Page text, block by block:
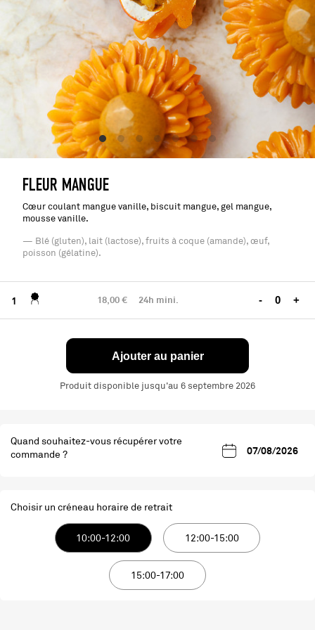
Quand souhaitez-vous récupérer votre
commande ?
Choisir un créneau horaire de retrait
10:00-12:00 12:00-15:00
15:00-17:00
FLEUR MANGUE
Cœur coulant mangue vanille, biscuit mangue, gel mangue,
mousse vanille.
— Blé (gluten), lait (lactose), fruits à coque (amande), œuf,
poisson (gélatine).
1 18,00 € 24h mini. - +
Ajouter au panier
Produit disponible jusqu'au 6 septembre 2026